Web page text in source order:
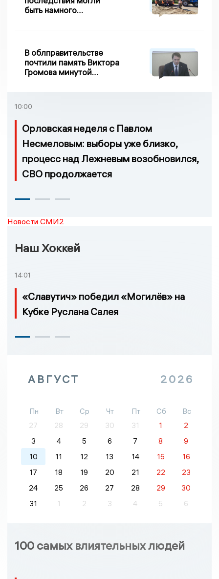
быть намного
сходе песка на
В облправительстве
почтили память Виктора
Громова минутой
10:00
Орловская неделя с Павлом
Несмеловым: выборы уже близко,
процесс над Лежневым возобновился,
СВО продолжается
Новости СМИ2
Наш Хоккей
14:01
«Славутич» победил «Могилёв» на
Кубке Руслана Салея
АВГУСТ 2026
Пн Вт Ср Чт Пт Сб
Вс
27
28 29 30 31 1
2
3
4 5 6 7 8
9
10
11 12 13 14 15
16
17
18 19 20 21 22
23
24
25 26 27 28 29
30
31
1 2 3 4 5 6
100 самых влиятельных людей